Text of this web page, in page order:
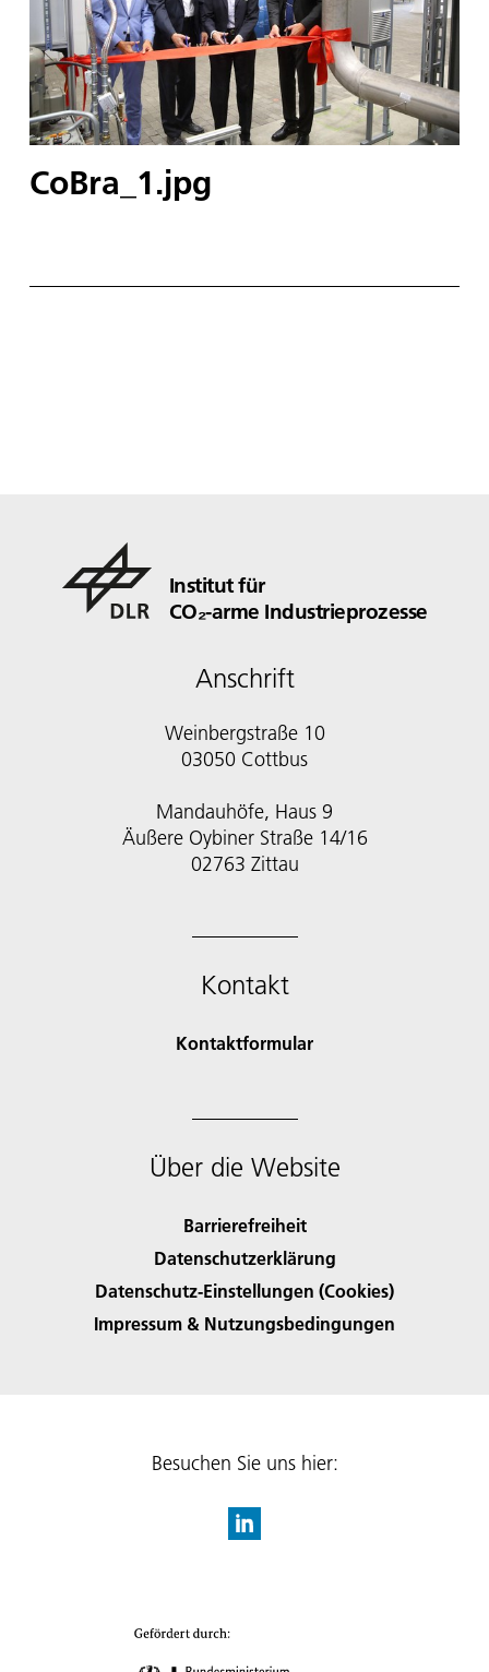
CoBra_1.jpg
Institut für
CO₂-arme Industrieprozesse
Anschrift
Weinbergstraße 10
03050 Cottbus
Mandauhöfe, Haus 9
Äußere Oybiner Straße 14/16
02763 Zittau
Kontakt
Kontaktformular
Über die Website
Barrierefreiheit
Datenschutzerklärung
Datenschutz-Einstellungen (Cookies)
Impressum & Nutzungsbedingungen
Besuchen Sie uns hier: